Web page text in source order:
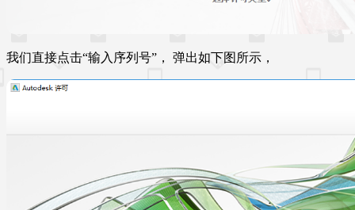
我们直接点击“输入序列号”， 弹出如下图所示，